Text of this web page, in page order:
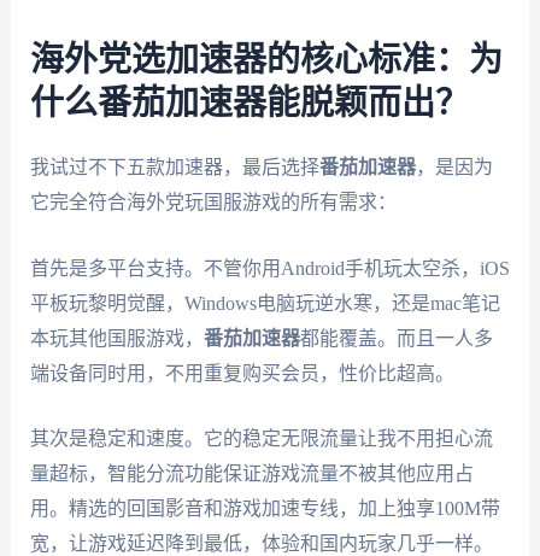
海外党选加速器的核心标准：为
什么番茄加速器能脱颖而出？
我试过不下五款加速器，最后选择番茄加速器，是因为
它完全符合海外党玩国服游戏的所有需求：
首先是多平台支持。不管你用Android手机玩太空杀，iOS
平板玩黎明觉醒，Windows电脑玩逆水寒，还是mac笔记
本玩其他国服游戏， 番茄加速器都能覆盖。而且一人多
端设备同时用，不用重复购买会员，性价比超高。
其次是稳定和速度。它的稳定无限流量让我不用担心流
量超标，智能分流功能保证游戏流量不被其他应用占
用。精选的回国影音和游戏加速专线，加上独享100M带
宽，让游戏延迟降到最低，体验和国内玩家几乎一样。